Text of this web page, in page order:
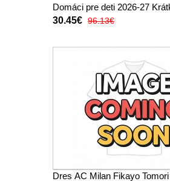
Domáci pre deti 2026-27
(+ trenírky)
30.45€ 96.13€
Dres AC Milan Fikayo